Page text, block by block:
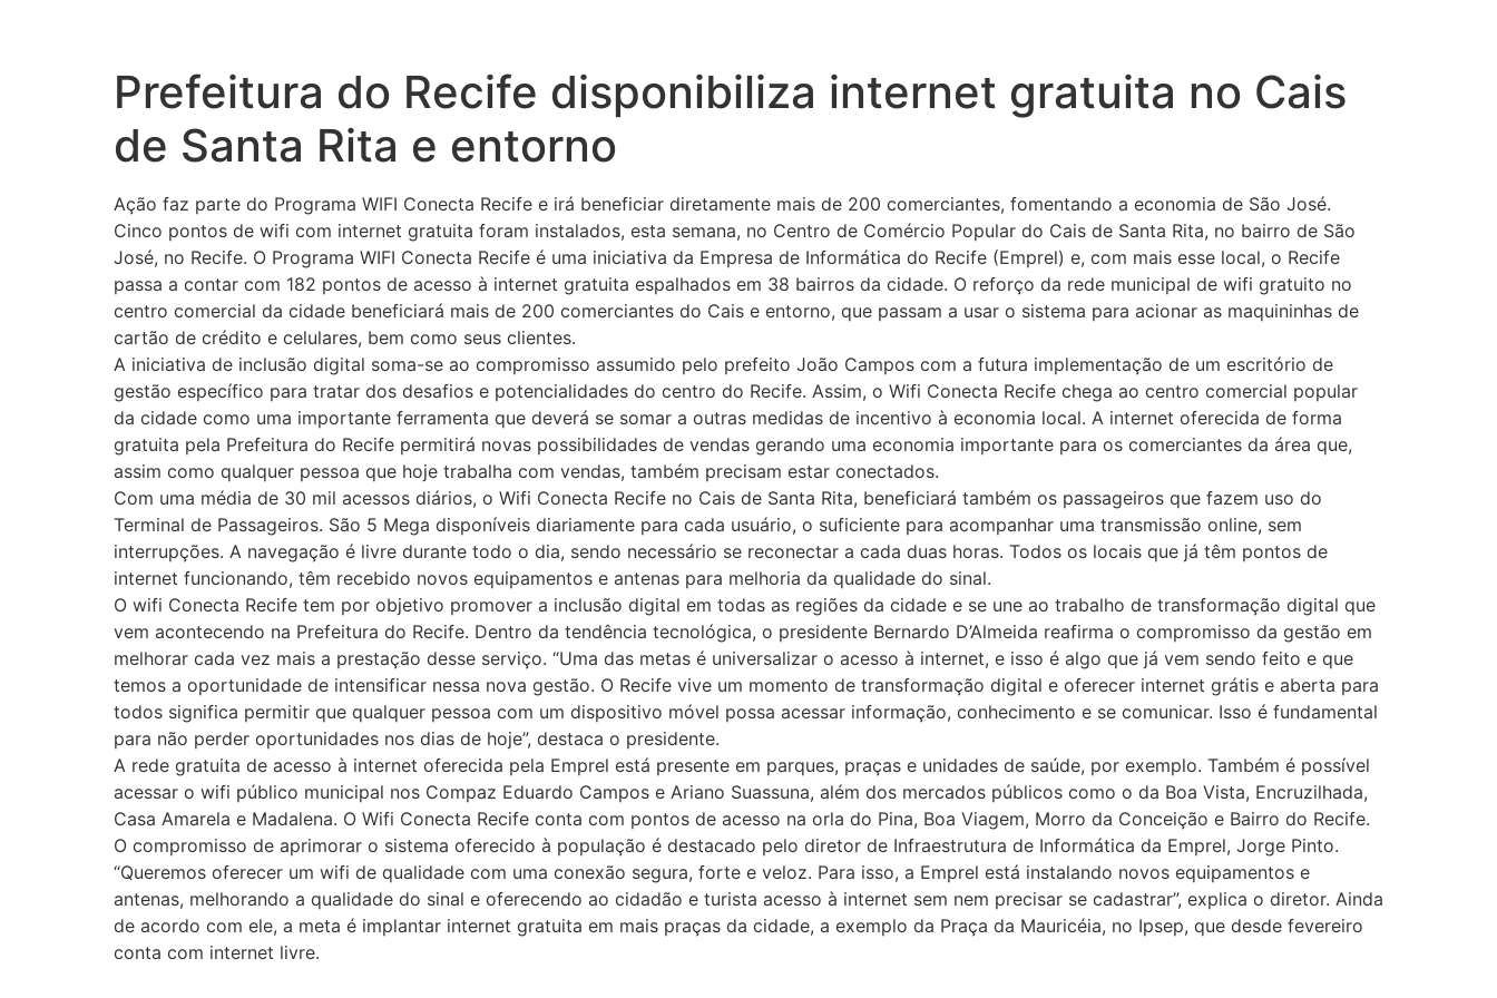
Prefeitura do Recife disponibiliza internet gratuita no Cais
de Santa Rita e entorno
Ação faz parte do Programa WIFI Conecta Recife e irá beneficiar diretamente mais de 200 comerciantes, fomentando a economia de São José.
Cinco pontos de wifi com internet gratuita foram instalados, esta semana, no Centro de Comércio Popular do Cais de Santa Rita, no bairro de São
José, no Recife. O Programa WIFI Conecta Recife é uma iniciativa da Empresa de Informática do Recife (Emprel) e, com mais esse local, o Recife
passa a contar com 182 pontos de acesso à internet gratuita espalhados em 38 bairros da cidade. O reforço da rede municipal de wifi gratuito no
centro comercial da cidade beneficiará mais de 200 comerciantes do Cais e entorno, que passam a usar o sistema para acionar as maquininhas de
cartão de crédito e celulares, bem como seus clientes.
A iniciativa de inclusão digital soma-se ao compromisso assumido pelo prefeito João Campos com a futura implementação de um escritório de
gestão específico para tratar dos desafios e potencialidades do centro do Recife. Assim, o Wifi Conecta Recife chega ao centro comercial popular
da cidade como uma importante ferramenta que deverá se somar a outras medidas de incentivo à economia local. A internet oferecida de forma
gratuita pela Prefeitura do Recife permitirá novas possibilidades de vendas gerando uma economia importante para os comerciantes da área que,
assim como qualquer pessoa que hoje trabalha com vendas, também precisam estar conectados.
Com uma média de 30 mil acessos diários, o Wifi Conecta Recife no Cais de Santa Rita, beneficiará também os passageiros que fazem uso do
Terminal de Passageiros. São 5 Mega disponíveis diariamente para cada usuário, o suficiente para acompanhar uma transmissão online, sem
interrupções. A navegação é livre durante todo o dia, sendo necessário se reconectar a cada duas horas. Todos os locais que já têm pontos de
internet funcionando, têm recebido novos equipamentos e antenas para melhoria da qualidade do sinal.
O wifi Conecta Recife tem por objetivo promover a inclusão digital em todas as regiões da cidade e se une ao trabalho de transformação digital que
vem acontecendo na Prefeitura do Recife. Dentro da tendência tecnológica, o presidente Bernardo D’Almeida reafirma o compromisso da gestão em
melhorar cada vez mais a prestação desse serviço. “Uma das metas é universalizar o acesso à internet, e isso é algo que já vem sendo feito e que
temos a oportunidade de intensificar nessa nova gestão. O Recife vive um momento de transformação digital e oferecer internet grátis e aberta para
todos significa permitir que qualquer pessoa com um dispositivo móvel possa acessar informação, conhecimento e se comunicar. Isso é fundamental
para não perder oportunidades nos dias de hoje”, destaca o presidente.
A rede gratuita de acesso à internet oferecida pela Emprel está presente em parques, praças e unidades de saúde, por exemplo. Também é possível
acessar o wifi público municipal nos Compaz Eduardo Campos e Ariano Suassuna, além dos mercados públicos como o da Boa Vista, Encruzilhada,
Casa Amarela e Madalena. O Wifi Conecta Recife conta com pontos de acesso na orla do Pina, Boa Viagem, Morro da Conceição e Bairro do Recife.
O compromisso de aprimorar o sistema oferecido à população é destacado pelo diretor de Infraestrutura de Informática da Emprel, Jorge Pinto.
“Queremos oferecer um wifi de qualidade com uma conexão segura, forte e veloz. Para isso, a Emprel está instalando novos equipamentos e
antenas, melhorando a qualidade do sinal e oferecendo ao cidadão e turista acesso à internet sem nem precisar se cadastrar”, explica o diretor. Ainda
de acordo com ele, a meta é implantar internet gratuita em mais praças da cidade, a exemplo da Praça da Mauricéia, no Ipsep, que desde fevereiro
conta com internet livre.